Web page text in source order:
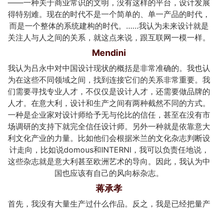
——一种关于商业常识的文明，没有这样的平台，设计发展
得特别难。现在的时代不是一个简单的、单一产品的时代，
而是一个整体的系统建构的时代。……我认为未来设计就是
关注人与人之间的关系，就这点来说，跟互联网一模一样。
Mendini
我认为吕永中对中国设计现状的概括是非常准确的。我也认
为在这些不同领域之间，找到连接它们的关系非常重要。我
们需要寻找专业人才，不仅仅是设计人才，还需要做品牌的
人才。在意大利，设计和生产之间有两种截然不同的方式。
一种是企业家对设计师给予无与伦比的信任，甚至在没有市
场调研的支持下就完全信任设计师。另外一种就是依靠意大
利文化产业的力量。比如他们会根据米兰的文化杂志判断设
计走向，比如说domous和INTERNI，我可以负责任地说，
这些杂志就是意大利甚至欧洲艺术的导向。因此，我认为中
国也应该有自己的风向标杂志。
蒋承孝
首先，我没有大量生产过什么作品。反之，我是已经把量产